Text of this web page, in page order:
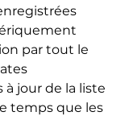
par tout le
à jour de la liste
temps que les